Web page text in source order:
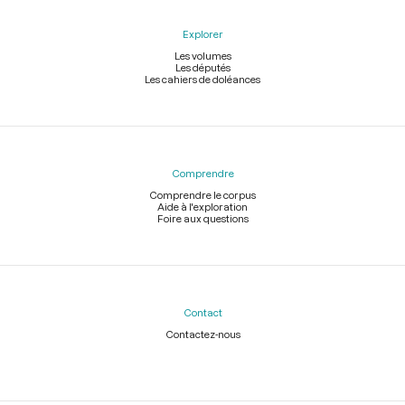
Explorer
Les volumes
Les députés
Les cahiers de doléances
Comprendre
Comprendre le corpus
Aide à l'exploration
Foire aux questions
Contact
Contactez-nous
Légal